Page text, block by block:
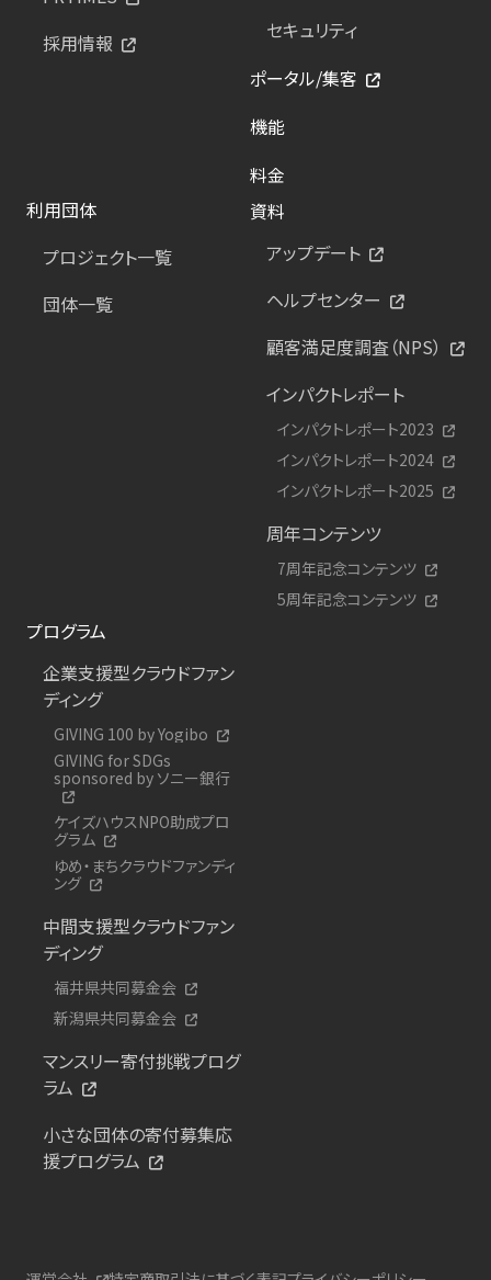
採用情報
セキュリティ
ポータル/集客
機能
料金
利用団体
プロジェクト一覧
団体一覧
資料
アップデート
ヘルプセンター
顧客満足度調査（NPS）
インパクトレポート
インパクトレポート2023
インパクトレポート2024
インパクトレポート2025
周年コンテンツ
7周年記念コンテンツ
5周年記念コンテンツ
プログラム
企業支援型クラウドファン
ディング
GIVING 100 by Yogibo
GIVING for SDGs
sponsored by ソニー銀行
ケイズハウスNPO助成プロ
グラム
ゆめ・まちクラウドファンディ
ング
中間支援型クラウドファン
ディング
福井県共同募金会
新潟県共同募金会
マンスリー寄付挑戦プログ
ラム
小さな団体の寄付募集応
援プログラム